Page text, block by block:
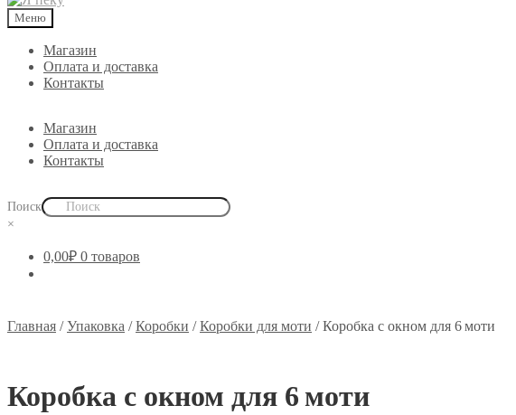
Меню
Магазин
Оплата и доставка
Контакты
Магазин
Оплата и доставка
Контакты
Поиск
×
0,00₽ 0 товаров
Главная /Упаковка /Коробки /Коробки для моти /Коробка с окном для 6 моти
Коробка с окном для 6 моти